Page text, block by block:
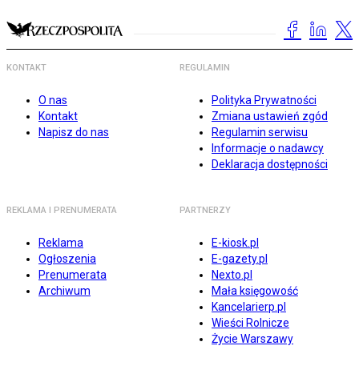
KONTAKT
O nas
Kontakt
Napisz do nas
REGULAMIN
Polityka Prywatności
Zmiana ustawień zgód
Regulamin serwisu
Informacje o nadawcy
Deklaracja dostępności
REKLAMA I PRENUMERATA
Reklama
Ogłoszenia
Prenumerata
Archiwum
PARTNERZY
E-kiosk.pl
E-gazety.pl
Nexto.pl
Mała księgowość
Kancelarierp.pl
Wieści Rolnicze
Życie Warszawy